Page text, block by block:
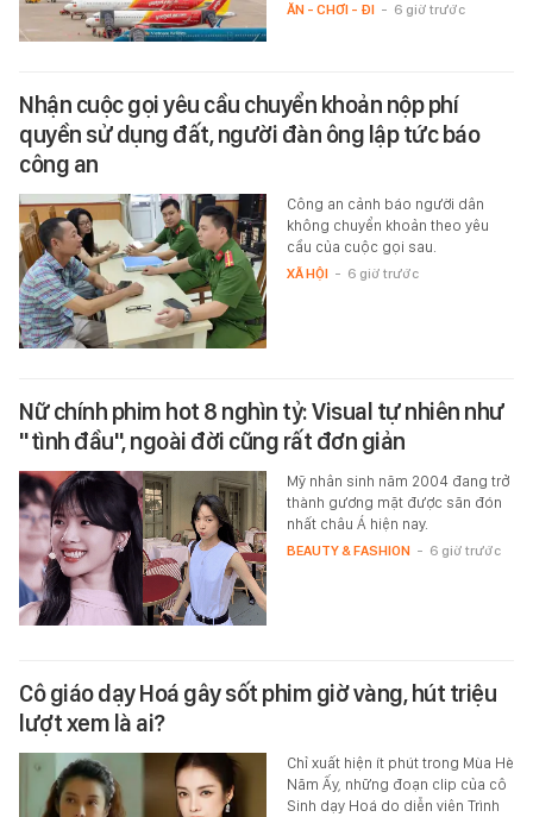
ĂN - CHƠI - ĐI - 6 giờ trước
Nhận cuộc gọi yêu cầu chuyển khoản nộp phí
quyền sử dụng đất, người đàn ông lập tức báo
công an
Công an cảnh báo người dân
không chuyển khoản theo yêu
cầu của cuộc gọi sau.
XÃ HỘI - 6 giờ trước
Nữ chính phim hot 8 nghìn tỷ: Visual tự nhiên như
"tình đầu", ngoài đời cũng rất đơn giản
Mỹ nhân sinh năm 2004 đang trở
thành gương mặt được săn đón
nhất châu Á hiện nay.
BEAUTY & FASHION - 6 giờ trước
Cô giáo dạy Hoá gây sốt phim giờ vàng, hút triệu
lượt xem là ai?
Chỉ xuất hiện ít phút trong Mùa Hè
Năm Ấy, những đoạn clip của cô
Sinh dạy Hoá do diễn viên Trình